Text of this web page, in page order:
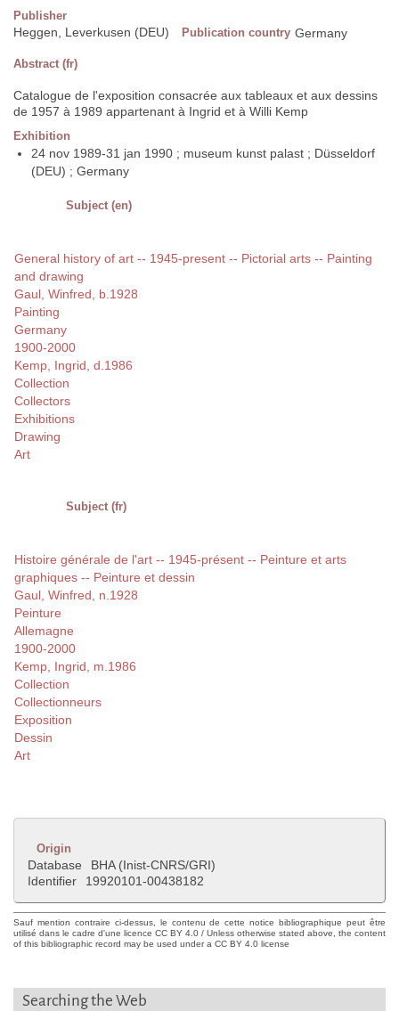
Publisher
Heggen, Leverkusen (DEU) Publication country Germany
Abstract (fr)
Catalogue de l'exposition consacrée aux tableaux et aux dessins
de 1957 à 1989 appartenant à Ingrid et à Willi Kemp
Exhibition
24 nov 1989-31 jan 1990 ; museum kunst palast ; Düsseldorf
(DEU) ; Germany
Subject (en)
General history of art -- 1945-present -- Pictorial arts -- Painting
and drawing
Gaul, Winfred, b.1928
Painting
Germany
1900-2000
Kemp, Ingrid, d.1986
Collection
Collectors
Exhibitions
Drawing
Art
Subject (fr)
Histoire générale de l'art -- 1945-présent -- Peinture et arts
graphiques -- Peinture et dessin
Gaul, Winfred, n.1928
Peinture
Allemagne
1900-2000
Kemp, Ingrid, m.1986
Collection
Collectionneurs
Exposition
Dessin
Art
Origin
Database
BHA (Inist-CNRS/GRI)
Identifier
19920101-00438182
Sauf mention contraire ci-dessus, le contenu de cette notice bibliographique peut être
utilisé dans le cadre d'une licence CC BY 4.0 / Unless otherwise stated above, the content
of this bibliographic record may be used under a CC BY 4.0 license
Searching the Web